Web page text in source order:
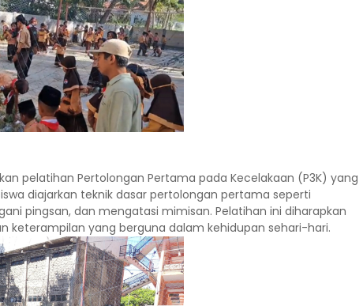
pelatihan Pertolongan Pertama pada Kecelakaan (P3K) yang
diajarkan teknik dasar pertolongan pertama seperti
pingsan, dan mengatasi mimisan. Pelatihan ini diharapkan
keterampilan yang berguna dalam kehidupan sehari-hari.